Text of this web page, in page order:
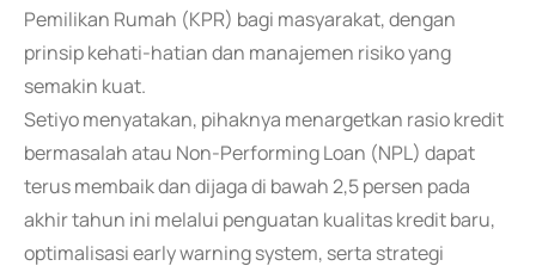
Pemilikan Rumah (KPR) bagi masyarakat, dengan
prinsip kehati-hatian dan manajemen risiko yang
semakin kuat.
Setiyo menyatakan, pihaknya menargetkan rasio kredit
bermasalah atau Non-Performing Loan (NPL) dapat
terus membaik dan dijaga di bawah 2,5 persen pada
akhir tahun ini melalui penguatan kualitas kredit baru,
optimalisasi early warning system, serta strategi